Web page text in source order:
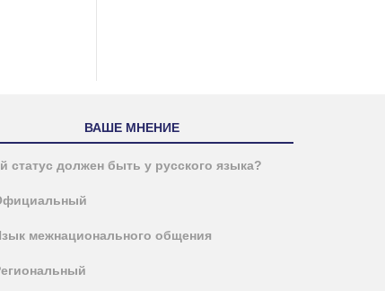
ВАШЕ МНЕНИЕ
статус должен быть у русского языка?
межнационального общения